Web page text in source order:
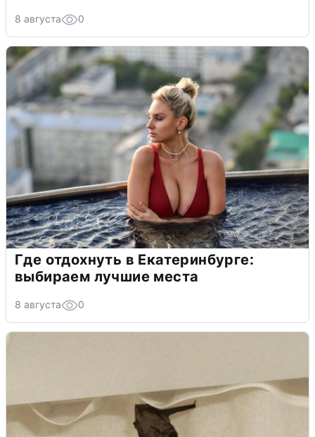
8 августа 0
Где отдохнуть в Екатеринбурге:
выбираем лучшие места
8 августа 0